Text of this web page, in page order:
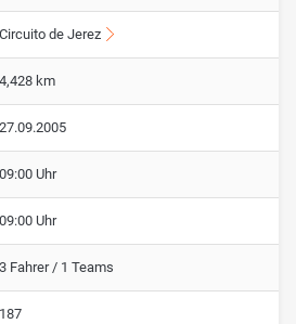
Circuito de Jerez
4,428 km
27.09.2005
09:00 Uhr
09:00 Uhr
3 Fahrer / 1 Teams
187